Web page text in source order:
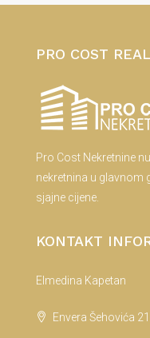
PRO COST
Pro Cost Nekretnine
nekretnina u glavnom
sjajne cijene.
KONTAKT
Elmedina Kapetan
Envera Šehovića